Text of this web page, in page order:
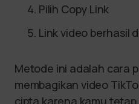
Pilih Copy Link
Link video berhasil
Metode ini adalah cara
membagikan video
cipta karena kamu